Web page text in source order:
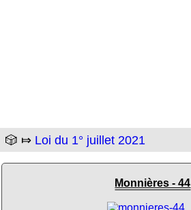
🎲 ⤇ Loi du 1° juillet 2021
Monnières - 44